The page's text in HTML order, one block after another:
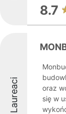
8.7
Laureaci
oraz
się w